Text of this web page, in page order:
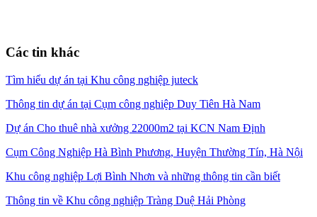
Các tin khác
Tìm hiểu dự án tại Khu công nghiệp juteck
Thông tin dự án tại Cụm công nghiệp Duy Tiên Hà Nam
Dự án Cho thuê nhà xưởng 22000m2 tại KCN Nam Định
Cụm Công Nghiệp Hà Bình Phương, Huyện Thường Tín, Hà Nội
Khu công nghiệp Lợi Bình Nhơn và những thông tin cần biết
Thông tin về Khu công nghiệp Tràng Duệ Hải Phòng